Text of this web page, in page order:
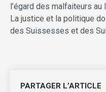
l’égard des malfaiteurs
La justice et la politique
des Suissesses et des
PARTAGER L’ARTICLE